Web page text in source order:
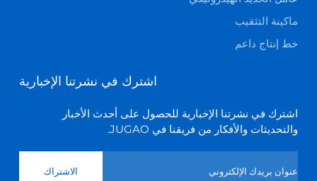
ماكينة التثقيب
خط إنتاج داعم
اشترك في نشرتنا الإخبارية
اشترك في نشرتنا الإخبارية للحصول على أحدث الأخبار
والتحديثات والأفكار من فريقنا في JUGAO.
الاشتراك